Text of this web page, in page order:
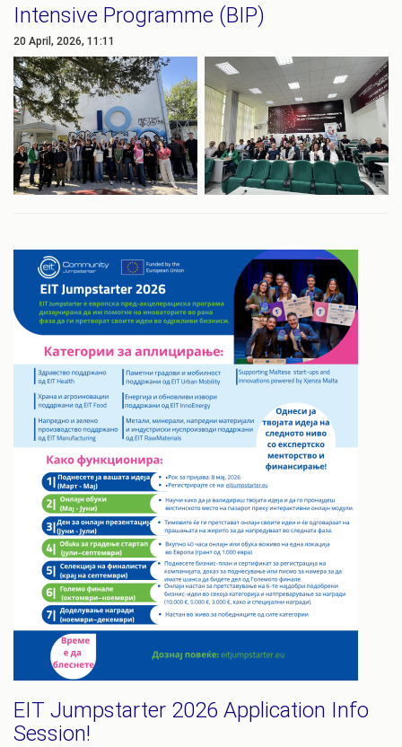
Intensive Programme (BIP)
20 April, 2026, 11:11
EIT Jumpstarter 2026 Application Info
Session!